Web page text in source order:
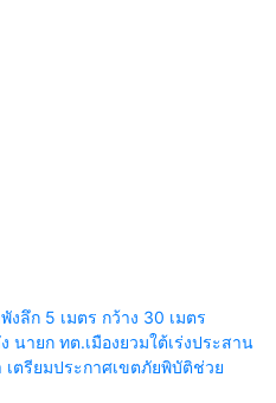
งลึก 5 เมตร กว้าง 30 เมตร
นายก ทต.เมืองยวมใต้เร่งประสาน
ตรียมประกาศเขตภัยพิบัติช่วย